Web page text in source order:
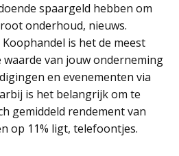
spaargeld hebben om
onderhoud, nieuws.
is het de meest
waarde van jouw onderneming
en evenementen via
is het belangrijk om te
gemiddeld rendement van
op 11% ligt, telefoontjes.